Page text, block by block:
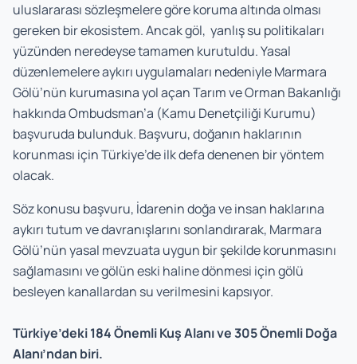
uluslararası sözleşmelere göre koruma altında olması
gereken bir ekosistem. Ancak göl, yanlış su politikaları
yüzünden neredeyse tamamen kurutuldu. Yasal
düzenlemelere aykırı uygulamaları nedeniyle Marmara
Gölü’nün kurumasına yol açan Tarım ve Orman Bakanlığı
hakkında Ombudsman’a (Kamu Denetçiliği Kurumu)
başvuruda bulunduk. Başvuru,doğanın haklarının
korunması için Türkiye’de ilk defa denenen bir yöntem
olacak.
Söz konusu başvuru, İdarenin doğa ve insan haklarına
aykırı tutum ve davranışlarını sonlandırarak, Marmara
Gölü’nün yasal mevzuata uygun bir şekilde korunmasını
sağlamasını ve gölün eski haline dönmesi için gölü
besleyen kanallardan su verilmesini kapsıyor.
Türkiye’deki 184 Önemli Kuş Alanı ve 305 Önemli Doğa
Alanı’ndan biri.